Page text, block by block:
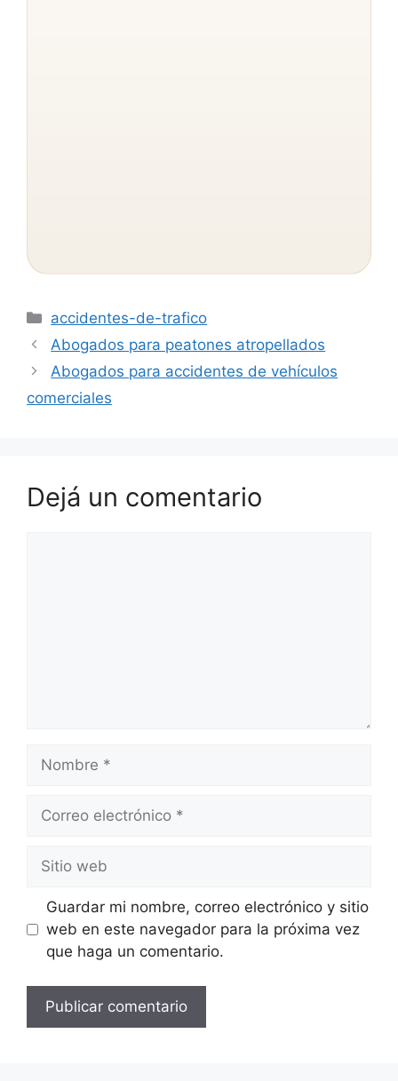
Categorías
accidentes-de-trafico
Abogados para peatones atropellados
Abogados para accidentes de vehículos
comerciales
Dejá un comentario
Nombre
Correo
Sitio
web
Guardar mi nombre, correo electrónico y sitio
web en este navegador para la próxima vez
que haga un comentario.